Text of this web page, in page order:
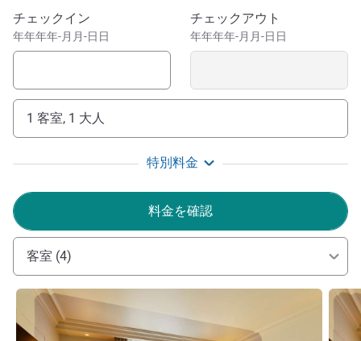
heritage site. Here, elegance meets relaxation in a multi-
faceted setting: a true 5-star experience.
. . ホテル経営
このホテルを予約
チェックイン
年年年年-月月-日日
チェックアウト
年年年年-月月-日日
1 客室, 1 大人
特別料金
料金を確認
客室 (4)
詳細を表示 詳細